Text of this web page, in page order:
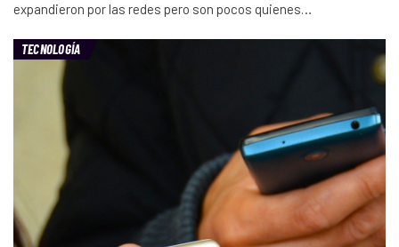
expandieron por las redes pero son pocos quienes…
TECNOLOGÍA